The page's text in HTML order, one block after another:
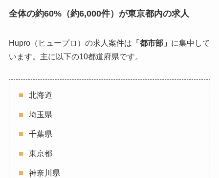
全体の約60%（約6,000件）が東京都内の求人
Hupro（ヒュープロ）の求人案件は 「都市部」 に集中して
います。主に以下の10都道府県です。
北海道
埼玉県
千葉県
東京都
神奈川県